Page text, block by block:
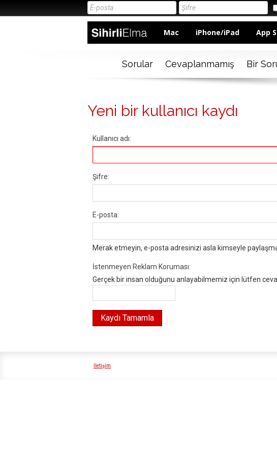
Mac iPhone/iPad App
Sorular Cevaplanmamış Bir
Yeni bir kullanıcı kaydı
Kullanıcı adı:
Şifre:
E-posta:
Merak etmeyin, e-posta adresinizi asla kimseyle
İstenmeyen Reklam Koruması:
Gerçek bir insan olduğunu anlayabilmemiz için lütfen
İletişim